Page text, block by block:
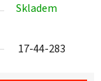
Skladem
17-44-283